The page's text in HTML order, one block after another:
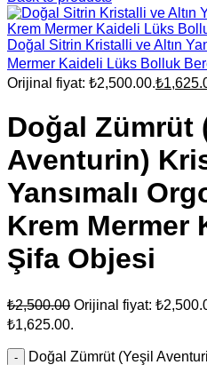
Doğal Sitrin Kristalli ve Altın
Mermer Kaideli Lüks Bolluk
Orijinal fiyat: ₺2,500.00.₺
Doğal Zümrüt
Aventurin)
Yansımalı
Krem Mermer
Şifa Objesi
₺2,500.00 Orijinal fiyat:
₺1,625.00.
Doğal Zümrüt (Yeşil